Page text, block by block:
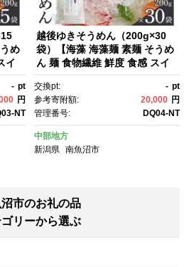
め
イ
- pt
円
NT
越後ゆきそうめん（200g×30
袋）【海藻 海藻麺 素麺 そうめ
ん 麺 食物繊維 鮮度 食感 スイ
交換pt: - pt
参考寄附額:
20,000 円
管理番号:
DQ04-NT
中部地方
新潟県 南魚沼市
市のお礼の品
ゴリーから選ぶ